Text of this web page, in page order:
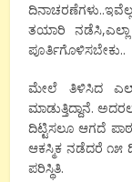
ತಯಾರಿ
ಪೂರ್ತಿಗೊಳಿಸಬೇಕು..
ಮೇಲೆ ತಿಳಿಸಿದ
ಮಾಡುತ್ತಿದ್ದಾನೆ.
ದಿಟ್ಟಿಸಲೂ ಆಗದೆ
ಆಕಸ್ಮಿಕ ನಡೆದರೆ ೧೫
ಪರಿಸ್ಥಿತಿ.